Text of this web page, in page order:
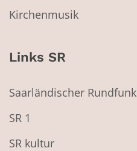
Kirchenmusik
Links SR
Saarländischer Rundfunk
SR 1
SR kultur